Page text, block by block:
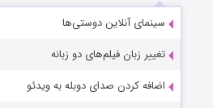
سینمای آنلاین دوستی‌ها
تغییر زبان فیلم‌های دو زبانه
اضافه کردن صدای دوبله به ویدئو